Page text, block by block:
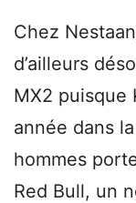
Chez
d’ailleurs
MX2 puisque
année dans
hommes
Red Bull, un